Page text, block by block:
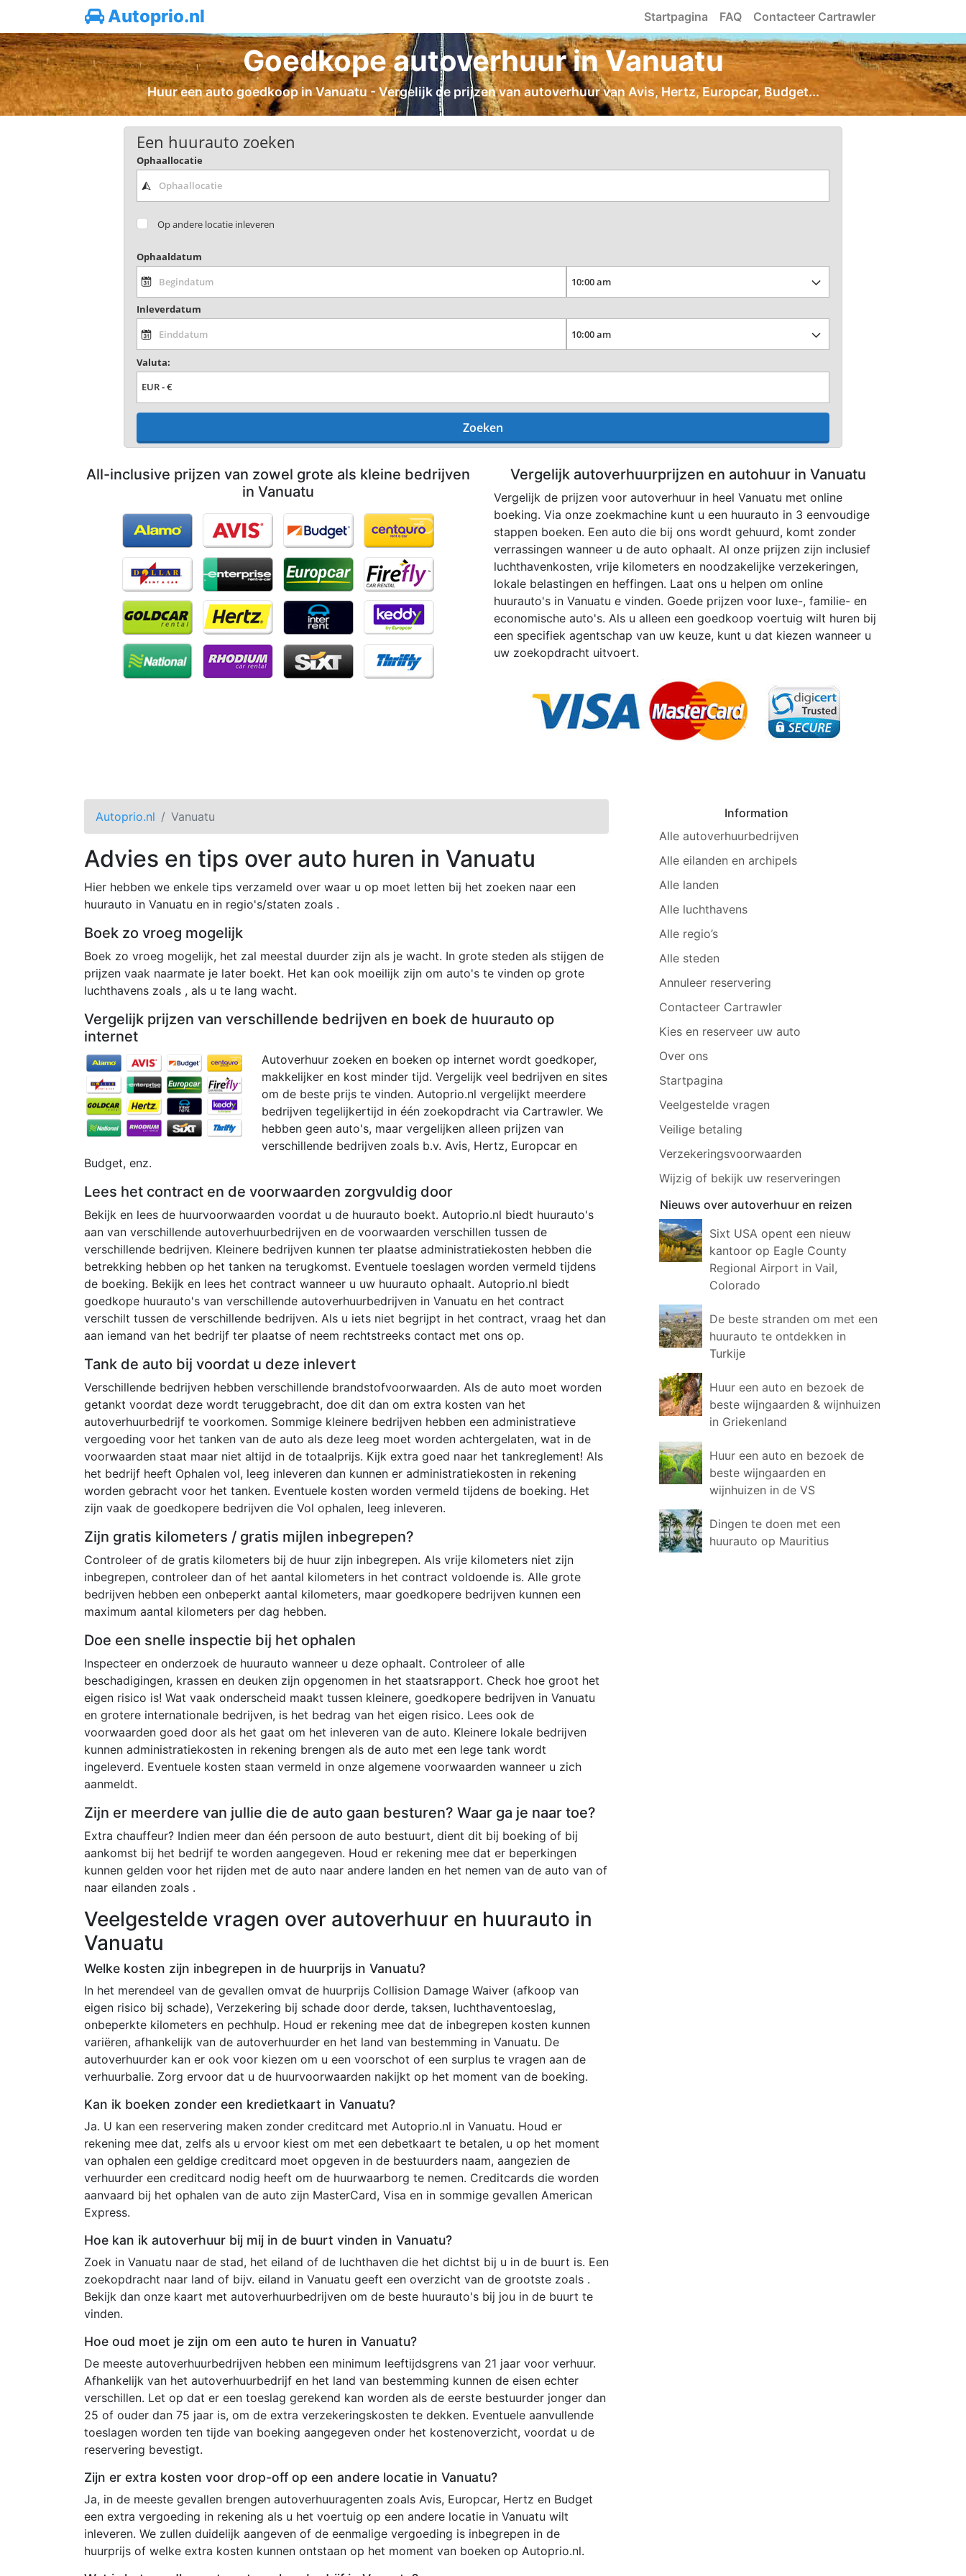
Autoprio.nl Startpagina FAQ Contacteer Cartrawler
Goedkope autoverhuur in Vanuatu
Huur een auto goedkoop in Vanuatu - Vergelijk de prijzen van autoverhuur van Avis, Hertz, Europcar, Budget...
Een huurauto zoeken
Ophaallocatie
Op andere locatie inleveren
Ophaaldatum
Inleverdatum
Valuta:
Zoeken
All-inclusive prijzen van zowel grote als kleine bedrijven
in Vanuatu
Vergelijk autoverhuurprijzen en autohuur in Vanuatu
Vergelijk de prijzen voor autoverhuur in heel Vanuatu met online
boeking. Via onze zoekmachine kunt u een huurauto in 3 eenvoudige
stappen boeken. Een auto die bij ons wordt gehuurd, komt zonder
verrassingen wanneer u de auto ophaalt. Al onze prijzen zijn inclusief
luchthavenkosten, vrije kilometers en noodzakelijke verzekeringen,
lokale belastingen en heffingen. Laat ons u helpen om online
huurauto's in Vanuatu e vinden. Goede prijzen voor luxe-, familie- en
economische auto's. Als u alleen een goedkoop voertuig wilt huren bij
een specifiek agentschap van uw keuze, kunt u dat kiezen wanneer u
uw zoekopdracht uitvoert.
Autoprio.nl Vanuatu
Advies en tips over auto huren in Vanuatu
Hier hebben we enkele tips verzameld over waar u op moet letten bij het zoeken naar een
huurauto in Vanuatu en in regio's/staten zoals .
Boek zo vroeg mogelijk
Boek zo vroeg mogelijk, het zal meestal duurder zijn als je wacht. In grote steden als stijgen de
prijzen vaak naarmate je later boekt. Het kan ook moeilijk zijn om auto's te vinden op grote
luchthavens zoals , als u te lang wacht.
Vergelijk prijzen van verschillende bedrijven en boek de huurauto op
internet
Autoverhuur zoeken en boeken op internet wordt goedkoper,
makkelijker en kost minder tijd. Vergelijk veel bedrijven en sites
om de beste prijs te vinden. Autoprio.nl vergelijkt meerdere
bedrijven tegelijkertijd in één zoekopdracht via Cartrawler. We
hebben geen auto's, maar vergelijken alleen prijzen van
verschillende bedrijven zoals b.v. Avis, Hertz, Europcar en
Budget, enz.
Lees het contract en de voorwaarden zorgvuldig door
Bekijk en lees de huurvoorwaarden voordat u de huurauto boekt. Autoprio.nl biedt huurauto's
aan van verschillende autoverhuurbedrijven en de voorwaarden verschillen tussen de
verschillende bedrijven. Kleinere bedrijven kunnen ter plaatse administratiekosten hebben die
betrekking hebben op het tanken na terugkomst. Eventuele toeslagen worden vermeld tijdens
de boeking. Bekijk en lees het contract wanneer u uw huurauto ophaalt. Autoprio.nl biedt
goedkope huurauto's van verschillende autoverhuurbedrijven in Vanuatu en het contract
verschilt tussen de verschillende bedrijven. Als u iets niet begrijpt in het contract, vraag het dan
aan iemand van het bedrijf ter plaatse of neem rechtstreeks contact met ons op.
Tank de auto bij voordat u deze inlevert
Verschillende bedrijven hebben verschillende brandstofvoorwaarden. Als de auto moet worden
getankt voordat deze wordt teruggebracht, doe dit dan om extra kosten van het
autoverhuurbedrijf te voorkomen. Sommige kleinere bedrijven hebben een administratieve
vergoeding voor het tanken van de auto als deze leeg moet worden achtergelaten, wat in de
voorwaarden staat maar niet altijd in de totaalprijs. Kijk extra goed naar het tankreglement! Als
het bedrijf heeft Ophalen vol, leeg inleveren dan kunnen er administratiekosten in rekening
worden gebracht voor het tanken. Eventuele kosten worden vermeld tijdens de boeking. Het
zijn vaak de goedkopere bedrijven die Vol ophalen, leeg inleveren.
Zijn gratis kilometers / gratis mijlen inbegrepen?
Controleer of de gratis kilometers bij de huur zijn inbegrepen. Als vrije kilometers niet zijn
inbegrepen, controleer dan of het aantal kilometers in het contract voldoende is. Alle grote
bedrijven hebben een onbeperkt aantal kilometers, maar goedkopere bedrijven kunnen een
maximum aantal kilometers per dag hebben.
Doe een snelle inspectie bij het ophalen
Inspecteer en onderzoek de huurauto wanneer u deze ophaalt. Controleer of alle
beschadigingen, krassen en deuken zijn opgenomen in het staatsrapport. Check hoe groot het
eigen risico is! Wat vaak onderscheid maakt tussen kleinere, goedkopere bedrijven in Vanuatu
en grotere internationale bedrijven, is het bedrag van het eigen risico. Lees ook de
voorwaarden goed door als het gaat om het inleveren van de auto. Kleinere lokale bedrijven
kunnen administratiekosten in rekening brengen als de auto met een lege tank wordt
ingeleverd. Eventuele kosten staan ​​vermeld in onze algemene voorwaarden wanneer u zich
aanmeldt.
Zijn er meerdere van jullie die de auto gaan besturen? Waar ga je naar toe?
Extra chauffeur? Indien meer dan één persoon de auto bestuurt, dient dit bij boeking of bij
aankomst bij het bedrijf te worden aangegeven. Houd er rekening mee dat er beperkingen
kunnen gelden voor het rijden met de auto naar andere landen en het nemen van de auto van of
naar eilanden zoals .
Veelgestelde vragen over autoverhuur en huurauto in
Vanuatu
Welke kosten zijn inbegrepen in de huurprijs in Vanuatu?
In het merendeel van de gevallen omvat de huurprijs Collision Damage Waiver (afkoop van
eigen risico bij schade), Verzekering bij schade door derde, taksen, luchthaventoeslag,
onbeperkte kilometers en pechhulp. Houd er rekening mee dat de inbegrepen kosten kunnen
variëren, afhankelijk van de autoverhuurder en het land van bestemming in Vanuatu. De
autoverhuurder kan er ook voor kiezen om u een voorschot of een surplus te vragen aan de
verhuurbalie. Zorg ervoor dat u de huurvoorwaarden nakijkt op het moment van de boeking.
Kan ik boeken zonder een kredietkaart in Vanuatu?
Ja. U kan een reservering maken zonder creditcard met Autoprio.nl in Vanuatu. Houd er
rekening mee dat, zelfs als u ervoor kiest om met een debetkaart te betalen, u op het moment
van ophalen een geldige creditcard moet opgeven in de bestuurders naam, aangezien de
verhuurder een creditcard nodig heeft om de huurwaarborg te nemen. Creditcards die worden
aanvaard bij het ophalen van de auto zijn MasterCard, Visa en in sommige gevallen American
Express.
Hoe kan ik autoverhuur bij mij in de buurt vinden in Vanuatu?
Zoek in Vanuatu naar de stad, het eiland of de luchthaven die het dichtst bij u in de buurt is. Een
zoekopdracht naar land of bijv. eiland in Vanuatu geeft een overzicht van de grootste zoals .
Bekijk dan onze kaart met autoverhuurbedrijven om de beste huurauto's bij jou in de buurt te
vinden.
Hoe oud moet je zijn om een auto te huren in Vanuatu?
De meeste autoverhuurbedrijven hebben een minimum leeftijdsgrens van 21 jaar voor verhuur.
Afhankelijk van het autoverhuurbedrijf en het land van bestemming kunnen de eisen echter
verschillen. Let op dat er een toeslag gerekend kan worden als de eerste bestuurder jonger dan
25 of ouder dan 75 jaar is, om de extra verzekeringskosten te dekken. Eventuele aanvullende
toeslagen worden ten tijde van boeking aangegeven onder het kostenoverzicht, voordat u de
reservering bevestigt.
Zijn er extra kosten voor drop-off op een andere locatie in Vanuatu?
Ja, in de meeste gevallen brengen autoverhuuragenten zoals Avis, Europcar, Hertz en Budget
een extra vergoeding in rekening als u het voertuig op een andere locatie in Vanuatu wilt
inleveren. We zullen duidelijk aangeven of de eenmalige vergoeding is inbegrepen in de
huurprijs of welke extra kosten kunnen ontstaan op het moment van boeken op Autoprio.nl.
Information
Alle autoverhuurbedrijven
Alle eilanden en archipels
Alle landen
Alle luchthavens
Alle regio’s
Alle steden
Annuleer reservering
Contacteer Cartrawler
Kies en reserveer uw auto
Over ons
Startpagina
Veelgestelde vragen
Veilige betaling
Verzekeringsvoorwaarden
Wijzig of bekijk uw reserveringen
Nieuws over autoverhuur en reizen
Sixt USA opent een nieuw
kantoor op Eagle County
Regional Airport in Vail,
Colorado
De beste stranden om met een
huurauto te ontdekken in
Turkije
Huur een auto en bezoek de
beste wijngaarden & wijnhuizen
in Griekenland
Huur een auto en bezoek de
beste wijngaarden en
wijnhuizen in de VS
Dingen te doen met een
huurauto op Mauritius